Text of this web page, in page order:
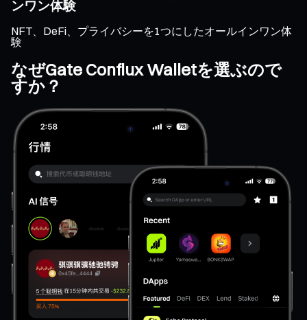
ンワン体験
NFT、DeFi、プライバシーを1つにしたオールインワン体
験
なぜGate Conflux Walletを選ぶので
すか？